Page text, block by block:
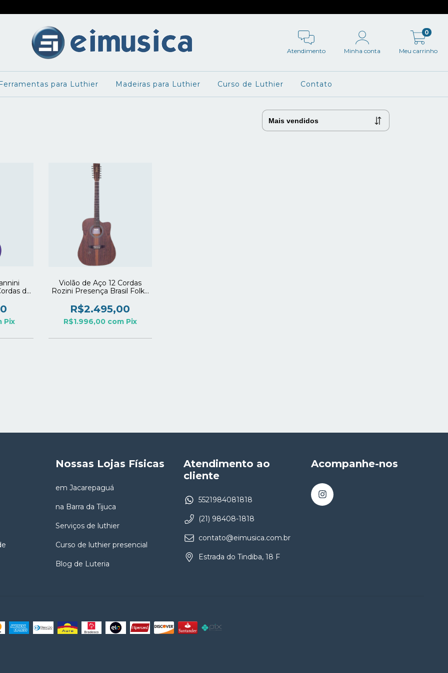
Atendimento Minha conta Meu carrinho
0
para Luthier Madeiras para Luthier Curso de Luthier Contato
de
Pix
Violão de Aço 12 Cordas
Rozini Presença Brasil Folk -
Louro Preto (Fosco)
R$2.495,00
R$1.996,00 com Pix
Nossas Lojas Físicas
em Jacarepaguá
na Barra da Tijuca
Serviços de luthier
Curso de luthier presencial
Blog de Luteria
Atendimento ao
cliente
5521984081818
(21) 98408-1818
contato@eimusica.com.br
Estrada do Tindiba, 18 F
Acompanhe-nos